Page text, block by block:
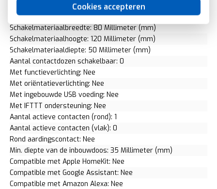
Cookies accepteren
Met doorlusvoorziening: Nee
Geschikt voor beschermingsgraad (IP): IP20
Schakelmateriaalbreedte: 80 Millimeter (mm)
Schakelmateriaalhoogte: 120 Millimeter (mm)
Schakelmateriaaldiepte: 50 Millimeter (mm)
Aantal contactdozen schakelbaar: 0
Met functieverlichting: Nee
Met oriëntatieverlichting: Nee
Met ingebouwde USB voeding: Nee
Met IFTTT ondersteuning: Nee
Aantal actieve contacten (rond): 1
Aantal actieve contacten (vlak): 0
Rond aardingscontact: Nee
Min. diepte van de inbouwdoos: 35 Millimeter (mm)
Compatible met Apple HomeKit: Nee
Compatible met Google Assistant: Nee
Compatible met Amazon Alexa: Nee